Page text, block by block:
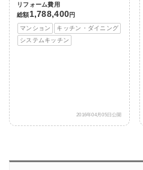
リフォーム費用
総額1,788,400円
マンション
キッチン・ダイニング
システムキッチン
2016年04月05日公開